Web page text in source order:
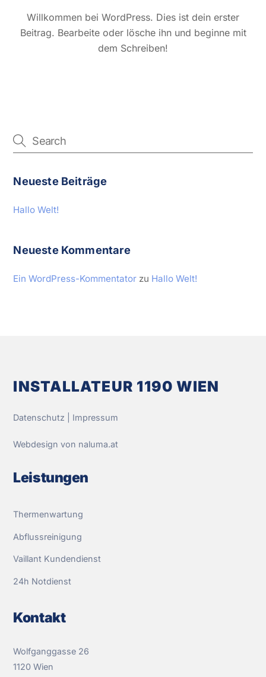
Willkommen bei WordPress. Dies ist dein erster
Beitrag. Bearbeite oder lösche ihn und beginne mit
dem Schreiben!
Neueste Beiträge
Hallo Welt!
Neueste Kommentare
Ein WordPress-Kommentator zu Hallo Welt!
INSTALLATEUR 1190 WIEN
Datenschutz Impressum
Webdesign von naluma.at
Leistungen
Thermenwartung
Abflussreinigung
Vaillant Kundendienst
24h Notdienst
Kontakt
Wolfganggasse 26
1120 Wien